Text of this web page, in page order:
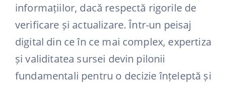
informațiilor, dacă respectă rigorile de
verificare și actualizare. Într-un peisaj
digital din ce în ce mai complex, expertiza
și validitatea sursei devin pilonii
fundamentali pentru o decizie înțeleptă și